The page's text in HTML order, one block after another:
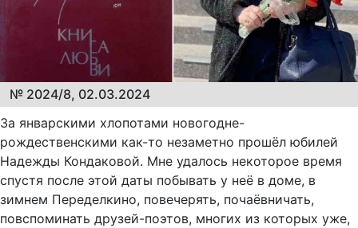
№ 2024/8, 02.03.2024
За январскими хлопотами новогодне-
рождественскими как-то незаметно прошёл юбилей
Надежды Кондаковой. Мне удалось некоторое время
спустя после этой даты побывать у неё в доме, в
зимнем Переделкино, повечерять, почаёвничать,
повспоминать друзей-поэтов, многих из которых уже,